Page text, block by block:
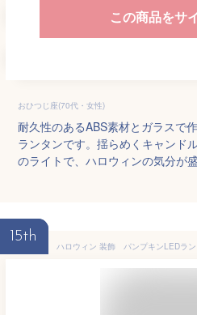
この商品をサ
おひつじ座(70代・女性)
耐久性のあるABS素材とガラスで
ランタンです。揺らめくキャンド
のライトで、ハロウィンの気分が
15th